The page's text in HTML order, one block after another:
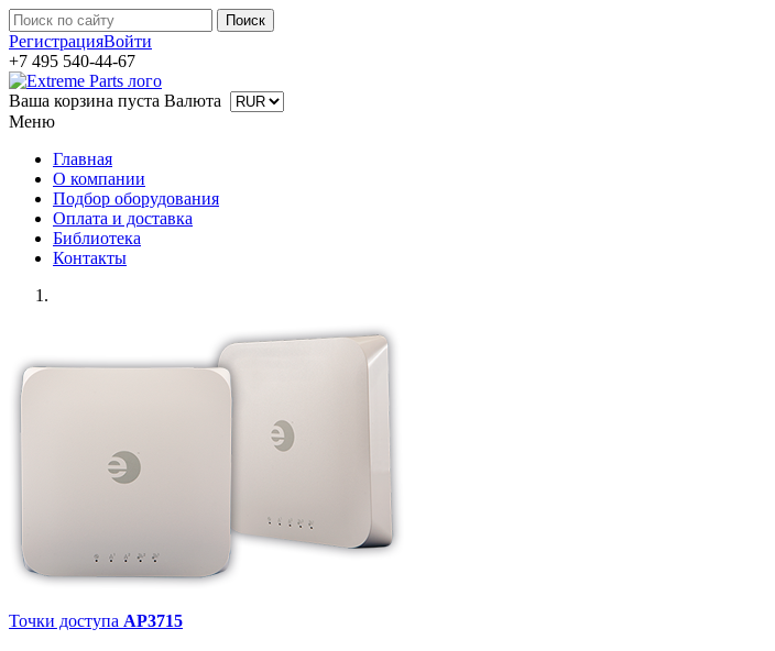
РегистрацияВойти
+7 495 540-44-67
Ваша корзина пуста Валюта
Меню
Главная
О компании
Подбор оборудования
Оплата и доставка
Библиотека
Контакты
Точки доступа AP3715